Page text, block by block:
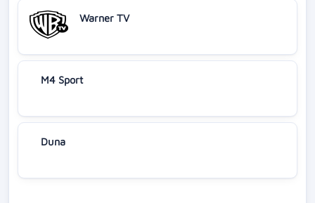
Warner TV
M4 Sport
Duna